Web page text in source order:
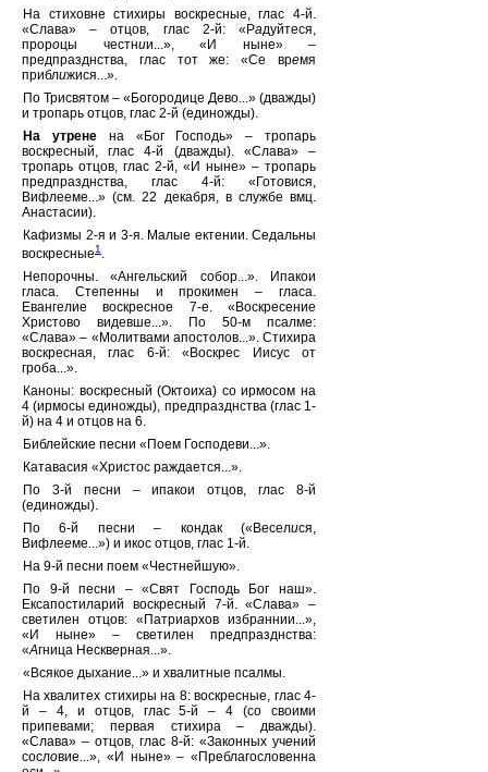
На стиховне стихиры воскресные, глас 4-й.
«Слава» – отцов, глас 2-й: «Радуйтеся,
пророцы честнии...», «И ныне» –
предпразднства, глас тот же: «Се время
приближися...».
По Трисвятом – «Богородице Дево...» (дважды)
и тропарь отцов, глас 2-й (единожды).
На утренена «Бог Господь» – тропарь
воскресный, глас 4-й (дважды). «Слава» –
тропарь отцов, глас 2-й, «И ныне» – тропарь
предпразднства, глас 4-й: «Готовися,
Вифлееме...» (см. 22 декабря, в службе вмц.
Анастасии).
Кафизмы 2-я и 3-я. Малые ектении. Седальны
воскресные1 .
Непорочны. «Ангельский собор...». Ипакои
гласа. Степенны и прокимен – гласа.
Евангелие воскресное 7-е. «Воскресение
Христово видевше...». По 50-м псалме:
«Слава» – «Молитвами апостолов...». Стихира
воскресная, глас 6-й: «Воскрес Иисус от
гроба...».
Каноны: воскресный (Октоиха) со ирмосом на
4 (ирмосы единожды), предпразднства (глас 1-
й) на 4 и отцов на 6.
Библейские песни «Поем Господеви...».
Катавасия «Христос раждается...».
По 3-й песни – ипакои отцов, глас 8-й
(единожды).
По 6-й песни – кондак («Веселися,
Вифлееме...») и икос отцов, глас 1-й.
На 9-й песни поем «Честнейшую».
По 9-й песни – «Свят Господь Бог наш».
Ексапостиларий воскресный 7-й. «Слава» –
светилен отцов: «Патриархов избраннии...»,
«И ныне» – светилен предпразднства:
«Агница Нескверная...».
«Всякое дыхание...» и хвалитные псалмы.
На хвалитех стихиры на 8: воскресные, глас 4-
й – 4, и отцов, глас 5-й – 4 (со своими
припевами; первая стихира – дважды).
«Слава» – отцов, глас 8-й: «Законных учений
сословие...», «И ныне» – «Преблагословенна